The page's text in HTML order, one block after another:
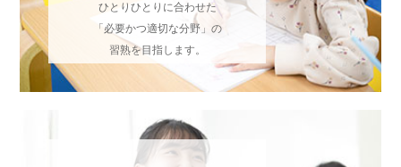
ひとりひとりに合わせた
「必要かつ適切な分野」の
習熟を目指します。